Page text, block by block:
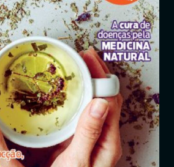
Entrar